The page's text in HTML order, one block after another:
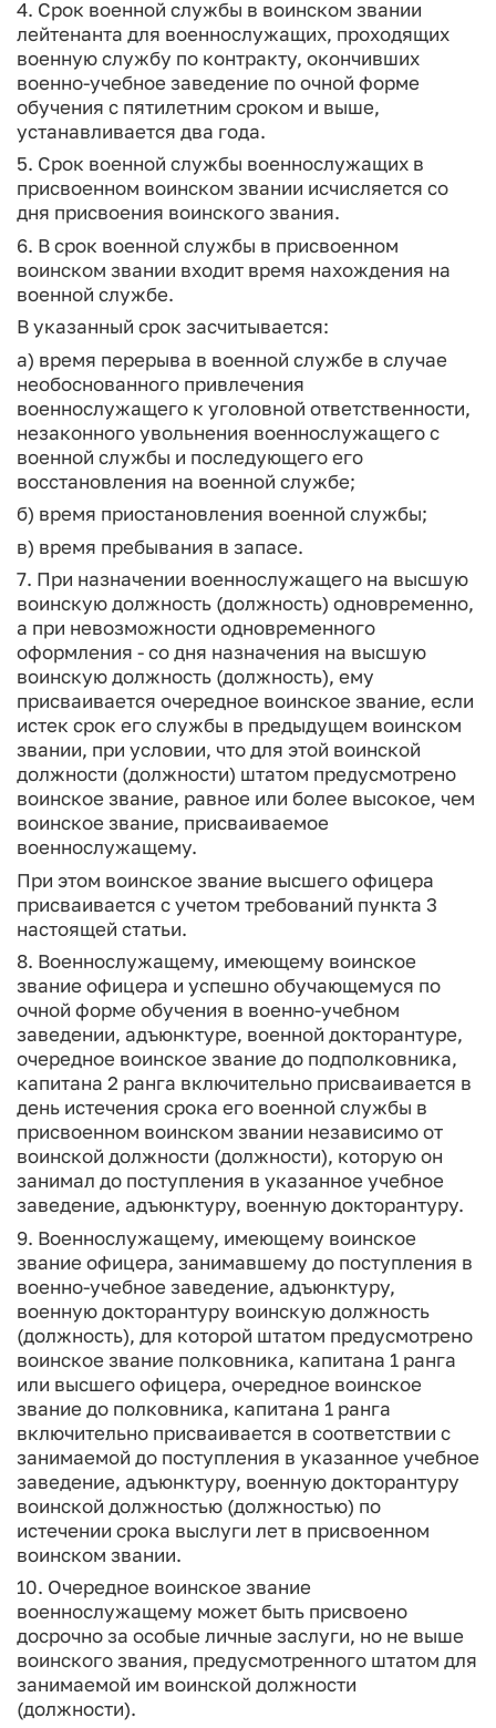
4. Срок военной службы в воинском звании
лейтенанта для военнослужащих, проходящих
военную службу по контракту, окончивших
военно-учебное заведение по очной форме
обучения с пятилетним сроком и выше,
устанавливается два года.
5. Срок военной службы военнослужащих в
присвоенном воинском звании исчисляется со
дня присвоения воинского звания.
6. В срок военной службы в присвоенном
воинском звании входит время нахождения на
военной службе.
В указанный срок засчитывается:
а) время перерыва в военной службе в случае
необоснованного привлечения
военнослужащего к уголовной ответственности,
незаконного увольнения военнослужащего с
военной службы и последующего его
восстановления на военной службе;
б) время приостановления военной службы;
в) время пребывания в запасе.
7. При назначении военнослужащего на высшую
воинскую должность (должность) одновременно,
а при невозможности одновременного
оформления - со дня назначения на высшую
воинскую должность (должность), ему
присваивается очередное воинское звание, если
истек срок его службы в предыдущем воинском
звании, при условии, что для этой воинской
должности (должности) штатом предусмотрено
воинское звание, равное или более высокое, чем
воинское звание, присваиваемое
военнослужащему.
При этом воинское звание высшего офицера
присваивается с учетом требований пункта 3
настоящей статьи.
8. Военнослужащему, имеющему воинское
звание офицера и успешно обучающемуся по
очной форме обучения в военно-учебном
заведении, адъюнктуре, военной докторантуре,
очередное воинское звание до подполковника,
капитана 2 ранга включительно присваивается в
день истечения срока его военной службы в
присвоенном воинском звании независимо от
воинской должности (должности), которую он
занимал до поступления в указанное учебное
заведение, адъюнктуру, военную докторантуру.
9. Военнослужащему, имеющему воинское
звание офицера, занимавшему до поступления в
военно-учебное заведение, адъюнктуру,
военную докторантуру воинскую должность
(должность), для которой штатом предусмотрено
воинское звание полковника, капитана 1 ранга
или высшего офицера, очередное воинское
звание до полковника, капитана 1 ранга
включительно присваивается в соответствии с
занимаемой до поступления в указанное учебное
заведение, адъюнктуру, военную докторантуру
воинской должностью (должностью) по
истечении срока выслуги лет в присвоенном
воинском звании.
10. Очередное воинское звание
военнослужащему может быть присвоено
досрочно за особые личные заслуги, но не выше
воинского звания, предусмотренного штатом для
занимаемой им воинской должности
(должности).